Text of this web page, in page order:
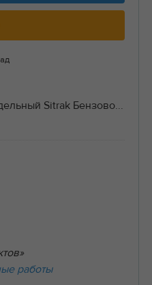
Sitrak Бензово...
работы